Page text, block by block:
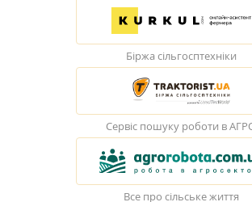
Біржа сільгосптехніки
Сервіс пошуку роботи в
Все про сільське життя